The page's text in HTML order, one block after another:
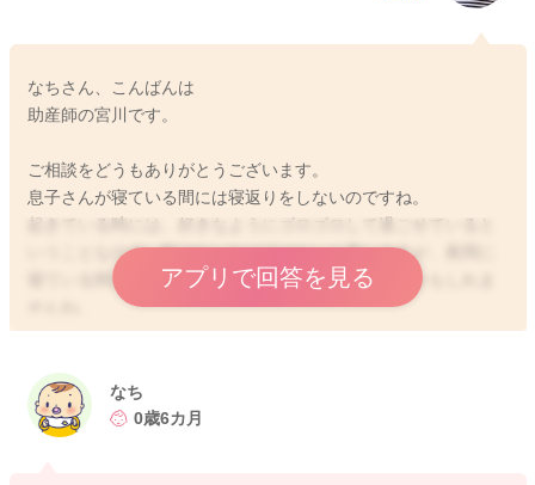
なちさん、こんばんは
助産師の宮川です。
ご相談をどうもありがとうございます。
息子さんが寝ている間には寝返りをしないのですね。
起きている時には、好きなようにゴロゴロして過ごせていると
いうことなので、動けないわけではないと思いますが、夜間に
寝ている間にはあまり動く必要がないこともあるのかもしれま
日中によく動いていることもあり、グッとよく眠っていること
寝相には個人差があると思いますよ。
アプリで回答を見る
なち
0歳6カ月